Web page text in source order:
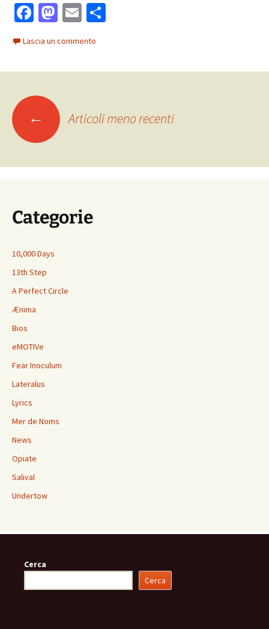
Fa
ce
b
o
o
M
to
d
n
E
m
ai
l
di
Lascia un commento
Navigazione
articoli
← Articoli meno recenti
Categorie
10,000 Days
13th Step
A Perfect Circle
Ænima
Bios
eMOTIVe
Fear Inoculum
Lateralus
Lyrics
Mer de Noms
News
Opiate
Salival
Undertow
Cerca
Cerca